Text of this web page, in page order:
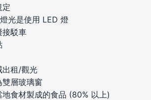
定
光是使用 LED 燈
接駁車
出租/觀光
雙層玻璃窗
地食材製成的食品 (80% 以上)